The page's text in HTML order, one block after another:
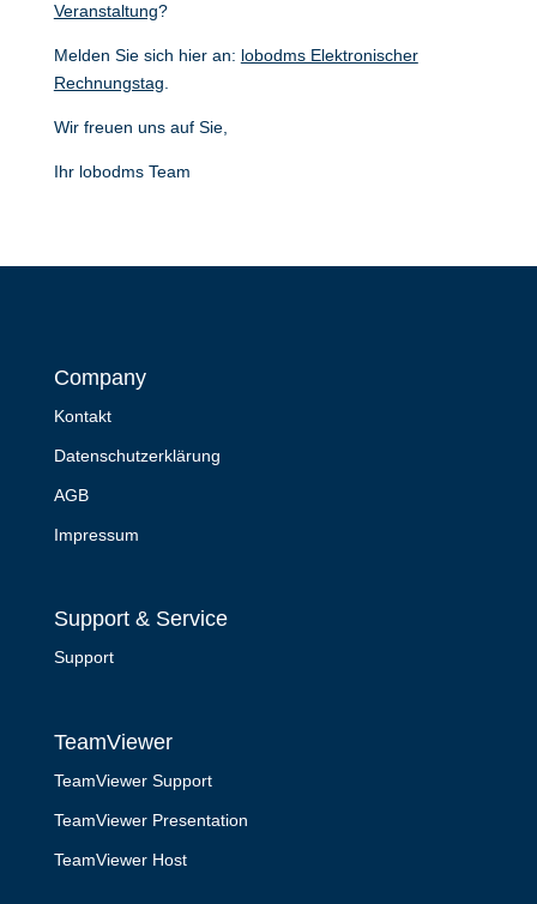
Veranstaltung?
Melden Sie sich hier an: lobodms Elektronischer
Rechnungstag
Wir freuen uns auf Sie,
Ihr lobodms Team
Company
Kontakt
Datenschutzerklärung
AGB
Impressum
Support & Service
Support
TeamViewer
TeamViewer Support
TeamViewer Presentation
TeamViewer Host